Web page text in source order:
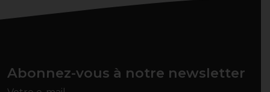
Abonnez-vous à notre newsletter